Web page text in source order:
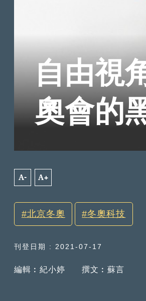
自由視
奧會的
A- A+
北京冬奧 冬奧科技
刊登日期 : 2021-07-17
編輯︰紀小婷 撰文︰蘇言